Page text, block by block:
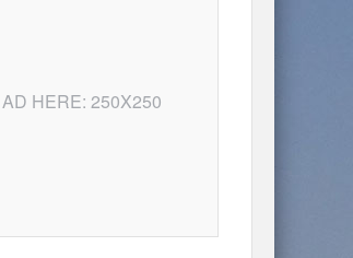
AD HERE: 250X250